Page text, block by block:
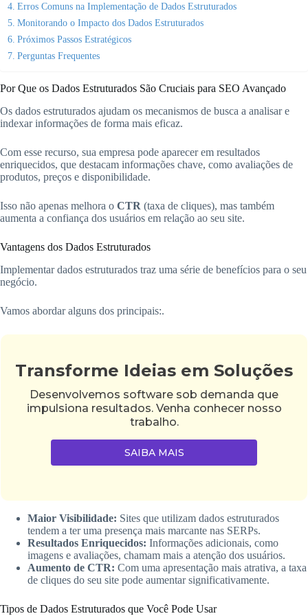
Erros Comuns na Implementação de Dados Estruturados
Monitorando o Impacto dos Dados Estruturados
Próximos Passos Estratégicos
Perguntas Frequentes
Por Que os Dados Estruturados São Cruciais para SEO Avançado
Os dados estruturados ajudam os mecanismos de busca a analisar e
indexar informações de forma mais eficaz.
Com esse recurso, sua empresa pode aparecer em resultados
enriquecidos, que destacam informações chave, como avaliações de
produtos, preços e disponibilidade.
Isso não apenas melhora o CTR (taxa de cliques), mas também
aumenta a confiança dos usuários em relação ao seu site.
Vantagens dos Dados Estruturados
Implementar dados estruturados traz uma série de benefícios para o seu
negócio.
Vamos abordar alguns dos principais:.
Transforme Ideias em Soluções
Desenvolvemos software sob demanda que
impulsiona resultados. Venha conhecer nosso
trabalho.
SAIBA MAIS
Maior Visibilidade: Sites que utilizam dados estruturados
tendem a ter uma presença mais marcante nas SERPs.
Resultados Enriquecidos: Informações adicionais, como
imagens e avaliações, chamam mais a atenção dos usuários.
Aumento de CTR: Com uma apresentação mais atrativa, a taxa
de cliques do seu site pode aumentar significativamente.
Tipos de Dados Estruturados que Você Pode Usar